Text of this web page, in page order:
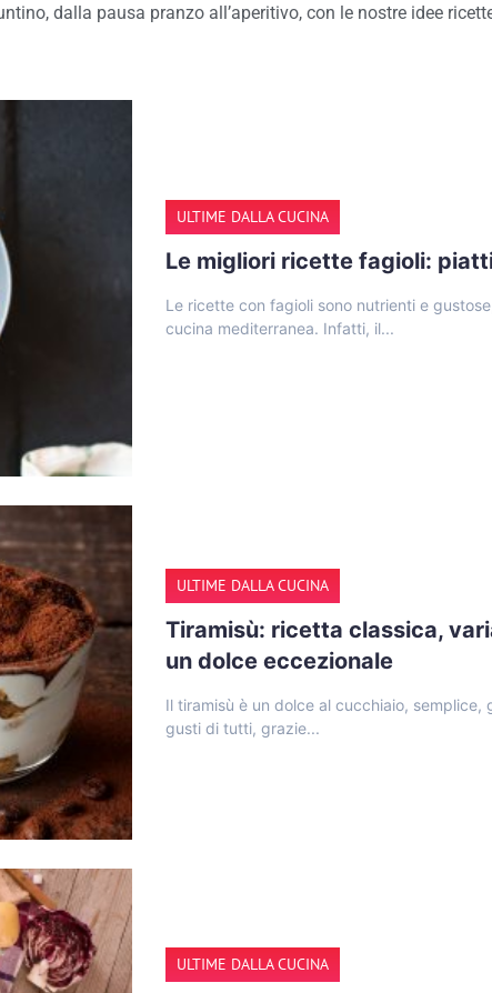
dalla pausa pranzo all’aperitivo, con le nostre idee
ULTIME DALLA CUCINA
Le migliori ricette fagioli:
Le ricette con fagioli sono nutrienti e
cucina mediterranea. Infatti, il...
ULTIME DALLA CUCINA
Tiramisù: ricetta classica,
un dolce eccezionale
Il tiramisù è un dolce al cucchiaio, semplice,
gusti di tutti, grazie...
ULTIME DALLA CUCINA